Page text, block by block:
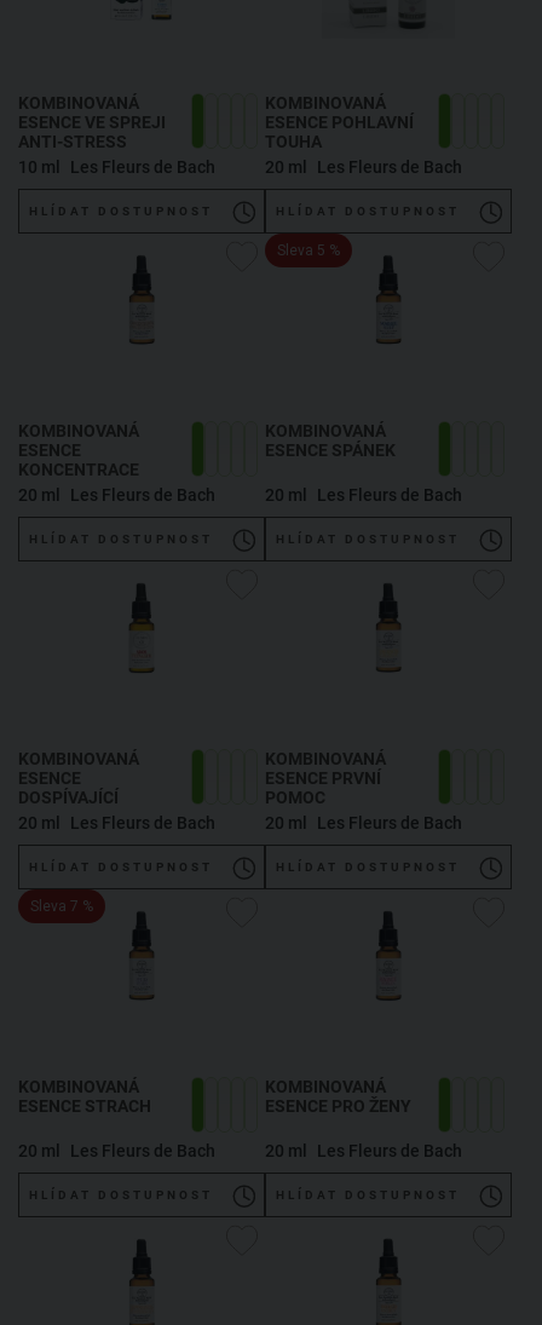
KOMBINOVANÁ
ESENCE VE SPREJI
ANTI-STRESS
10 ml
Les Fleurs de Bach
HLÍDAT DOSTUPNOST
KOMBINOVANÁ
ESENCE POHLAVNÍ
TOUHA
20 ml
Les Fleurs de Bach
HLÍDAT DOSTUPNOST
KOMBINOVANÁ
ESENCE
KONCENTRACE
20 ml
Les Fleurs de Bach
HLÍDAT DOSTUPNOST
Sleva 5 %
KOMBINOVANÁ
ESENCE SPÁNEK
20 ml Les Fleurs de Bach
HLÍDAT DOSTUPNOST
KOMBINOVANÁ
ESENCE
DOSPÍVAJÍCÍ
20 ml
Les Fleurs de Bach
HLÍDAT DOSTUPNOST
KOMBINOVANÁ
ESENCE PRVNÍ
POMOC
20 ml
Les Fleurs de Bach
HLÍDAT DOSTUPNOST
Sleva 7 %
KOMBINOVANÁ
ESENCE STRACH
20 ml Les Fleurs de Bach
HLÍDAT DOSTUPNOST
KOMBINOVANÁ
ESENCE PRO ŽENY
20 ml Les Fleurs de Bach
HLÍDAT DOSTUPNOST